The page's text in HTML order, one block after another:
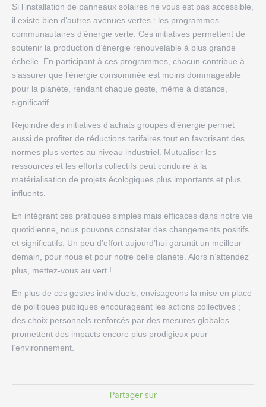
Si l’installation de panneaux solaires ne vous est pas accessible,
il existe bien d’autres avenues vertes : les programmes
communautaires d’énergie verte. Ces initiatives permettent de
soutenir la production d’énergie renouvelable à plus grande
échelle. En participant à ces programmes, chacun contribue à
s’assurer que l’énergie consommée est moins dommageable
pour la planète, rendant chaque geste, même à distance,
significatif.
Rejoindre des initiatives d’achats groupés d’énergie permet
aussi de profiter de réductions tarifaires tout en favorisant des
normes plus vertes au niveau industriel. Mutualiser les
ressources et les efforts collectifs peut conduire à la
matérialisation de projets écologiques plus importants et plus
influents.
En intégrant ces pratiques simples mais efficaces dans notre vie
quotidienne, nous pouvons constater des changements positifs
et significatifs. Un peu d’effort aujourd’hui garantit un meilleur
demain, pour nous et pour notre belle planète. Alors n’attendez
plus, mettez-vous au vert !
En plus de ces gestes individuels, envisageons la mise en place
de politiques publiques encourageant les actions collectives ;
des choix personnels renforcés par des mesures globales
promettent des impacts encore plus prodigieux pour
l’environnement.
Partager sur